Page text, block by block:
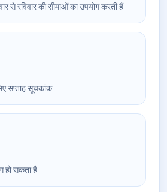
से रविवार की सीमाओं का उपयोग करती हैं
सप्ताह सूचकांक
सकता है